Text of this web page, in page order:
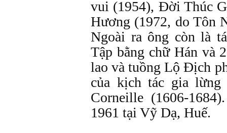
vui (1954), Đời Thúc
Hương (1972, do Tôn
Ngoài ra ông còn là
Tập bằng chữ Hán và
lao và tuồng Lộ Địch
của kịch tác gia lừng
Corneille (1606-
1961 tại Vỹ Dạ,